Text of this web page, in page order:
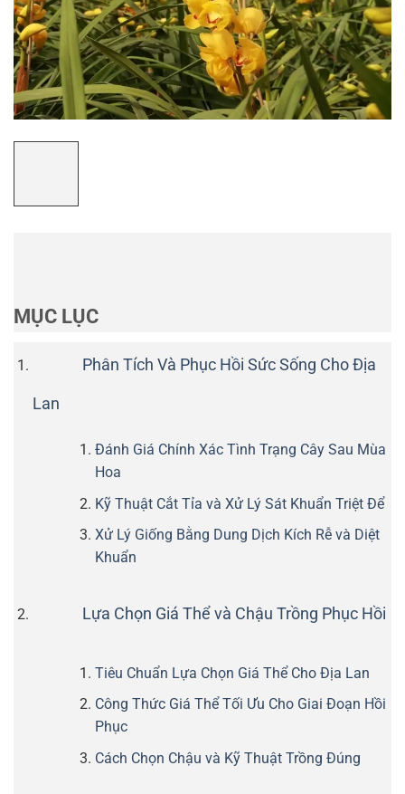
MỤC LỤC
Phân Tích Và Phục Hồi Sức Sống Cho Địa
Lan
Đánh Giá Chính Xác Tình Trạng Cây Sau Mùa
Hoa
Kỹ Thuật Cắt Tỉa và Xử Lý Sát Khuẩn Triệt Để
Xử Lý Giống Bằng Dung Dịch Kích Rễ và Diệt
Khuẩn
Lựa Chọn Giá Thể và Chậu Trồng Phục Hồi
Tiêu Chuẩn Lựa Chọn Giá Thể Cho Địa Lan
Công Thức Giá Thể Tối Ưu Cho Giai Đoạn Hồi
Phục
Cách Chọn Chậu và Kỹ Thuật Trồng Đúng